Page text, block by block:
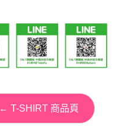
← T-SHIRT 商品頁